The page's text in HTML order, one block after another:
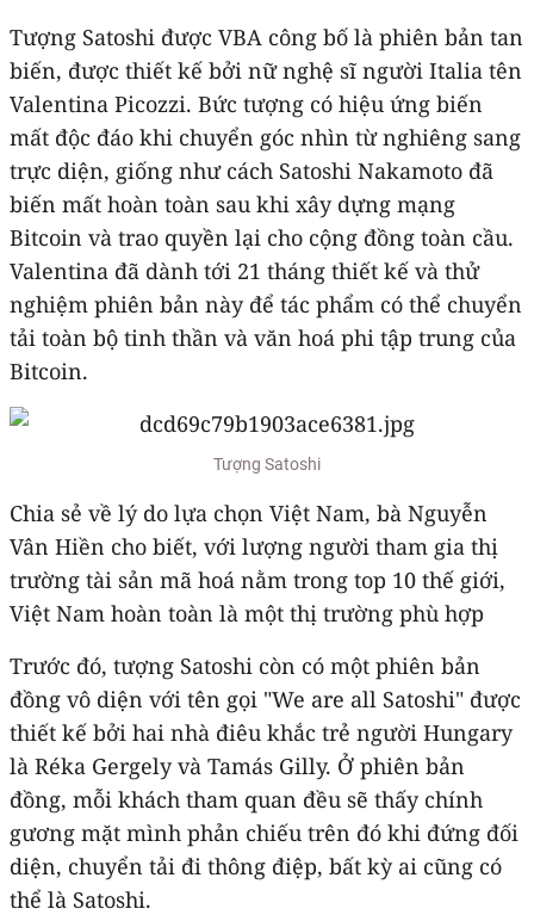
Tượng Satoshi được VBA công bố là phiên bản tan
biến, được thiết kế bởi nữ nghệ sĩ người Italia tên
Valentina Picozzi. Bức tượng có hiệu ứng biến
mất độc đáo khi chuyển góc nhìn từ nghiêng sang
trực diện, giống như cách Satoshi Nakamoto đã
biến mất hoàn toàn sau khi xây dựng mạng
Bitcoin và trao quyền lại cho cộng đồng toàn cầu.
Valentina đã dành tới 21 tháng thiết kế và thử
nghiệm phiên bản này để tác phẩm có thể chuyển
tải toàn bộ tinh thần và văn hoá phi tập trung của
Bitcoin.
Tượng Satoshi
Chia sẻ về lý do lựa chọn Việt Nam, bà Nguyễn
Vân Hiền cho biết, với lượng người tham gia thị
trường tài sản mã hoá nằm trong top 10 thế giới,
Việt Nam hoàn toàn là một thị trường phù hợp
Trước đó, tượng Satoshi còn có một phiên bản
đồng vô diện với tên gọi "We are all Satoshi" được
thiết kế bởi hai nhà điêu khắc trẻ người Hungary
là Réka Gergely và Tamás Gilly. Ở phiên bản
đồng, mỗi khách tham quan đều sẽ thấy chính
gương mặt mình phản chiếu trên đó khi đứng đối
diện, chuyển tải đi thông điệp, bất kỳ ai cũng có
thể là Satoshi.